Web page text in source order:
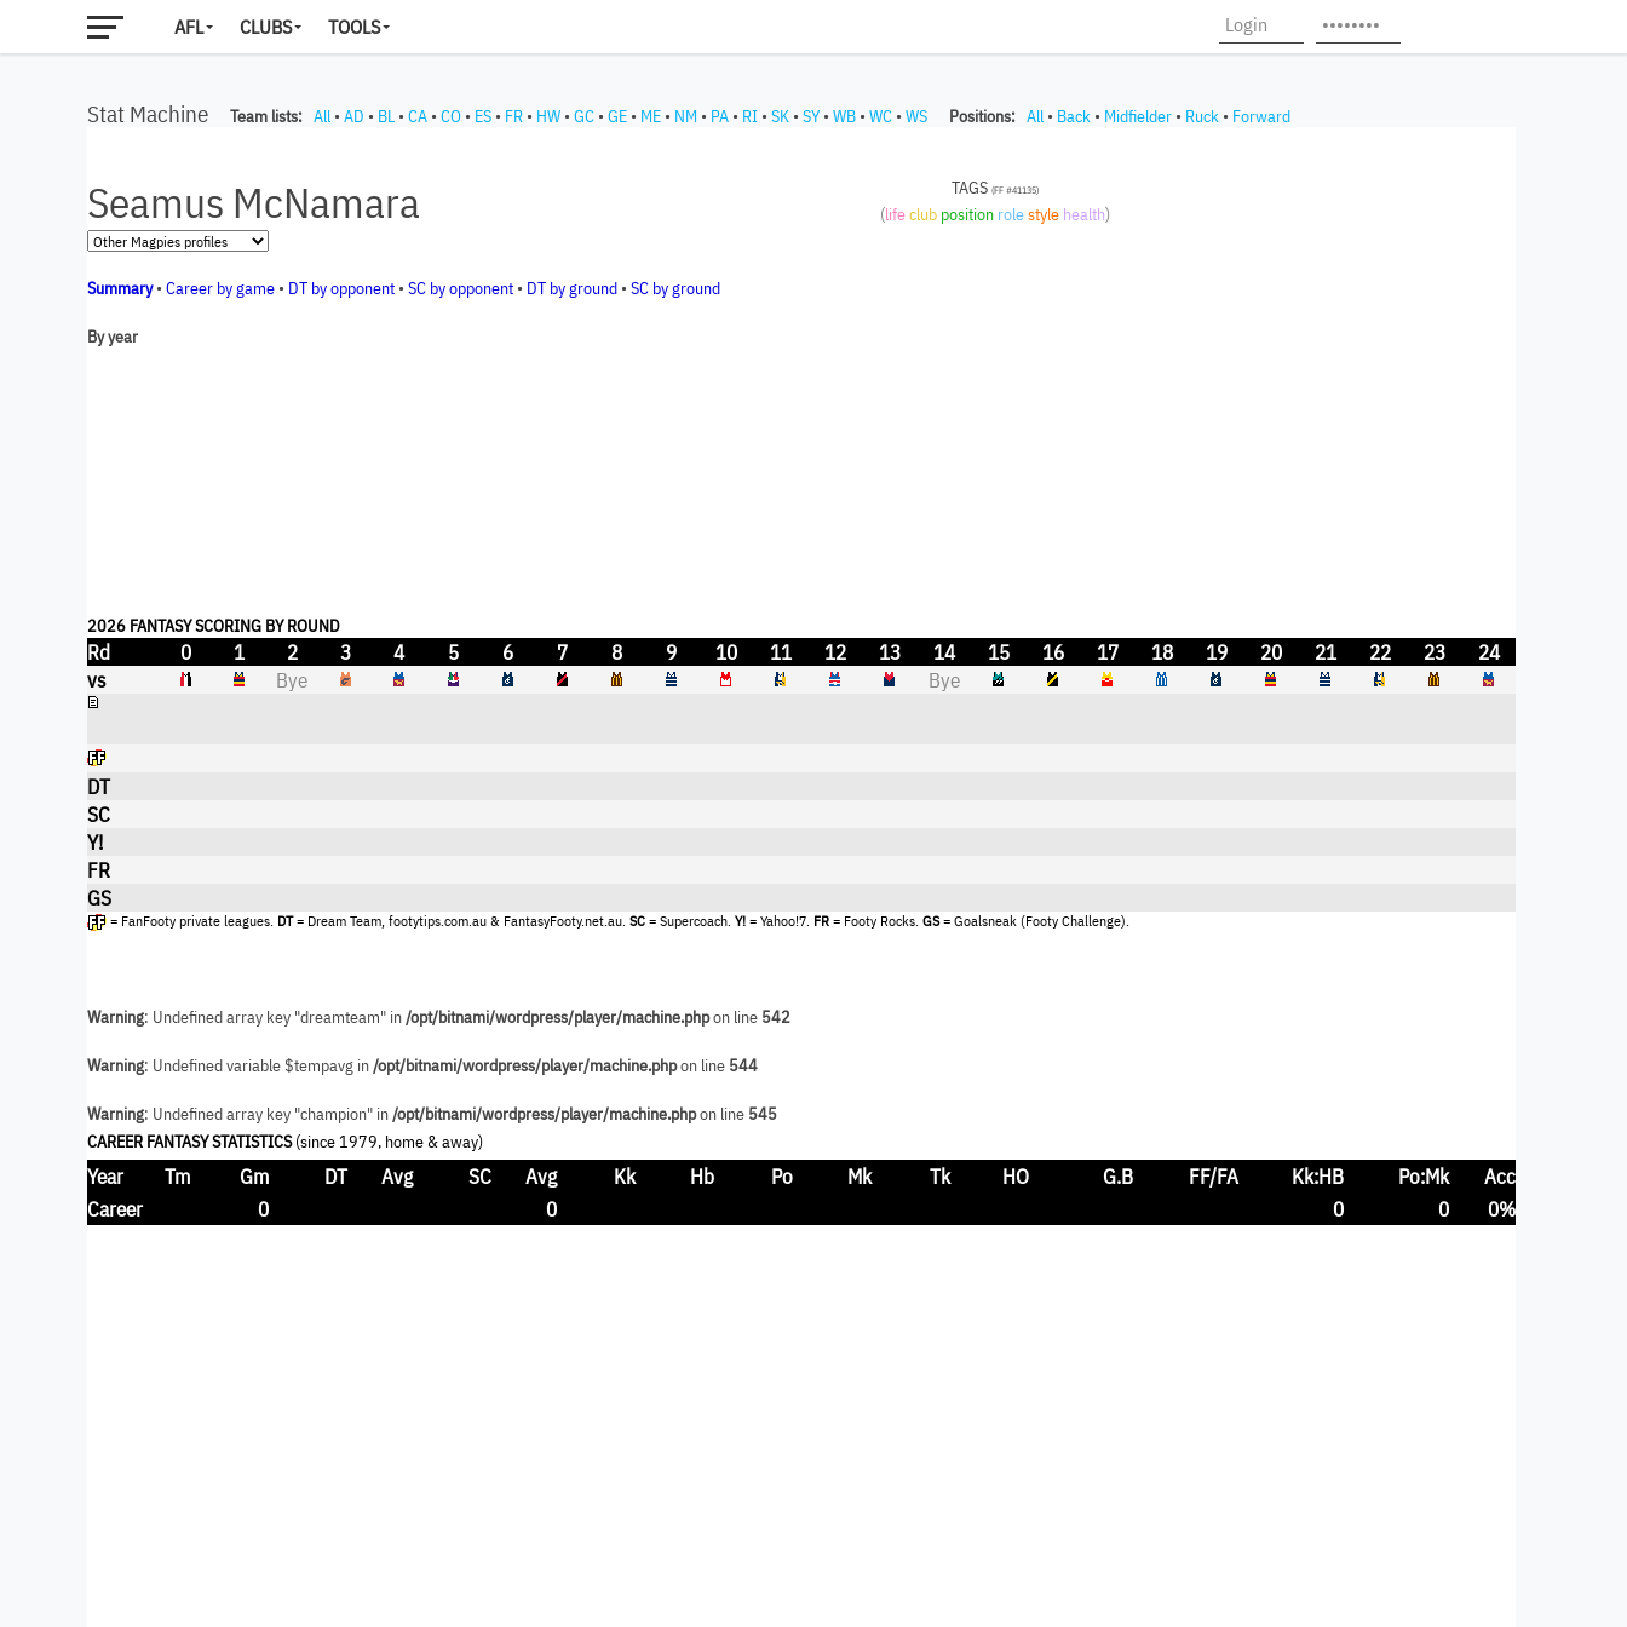
AFL CLUBS TOOLS
Stat Machine Team lists: All • AD • BL • CA • CO • ES • FR • HW • GC • GE • ME • NM • PA • RI • SK • SY• WB • WC • WS Positions: All • Back • Midfielder • Ruck • Forward